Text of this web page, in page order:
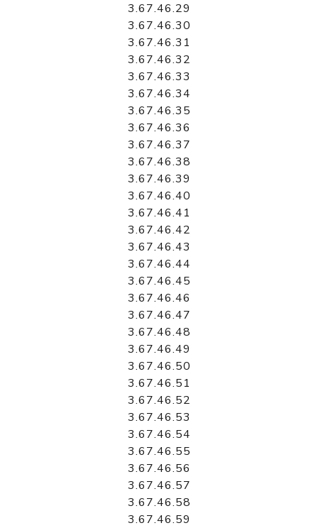
3.67.46.29
3.67.46.30
3.67.46.31
3.67.46.32
3.67.46.33
3.67.46.34
3.67.46.35
3.67.46.36
3.67.46.37
3.67.46.38
3.67.46.39
3.67.46.40
3.67.46.41
3.67.46.42
3.67.46.43
3.67.46.44
3.67.46.45
3.67.46.46
3.67.46.47
3.67.46.48
3.67.46.49
3.67.46.50
3.67.46.51
3.67.46.52
3.67.46.53
3.67.46.54
3.67.46.55
3.67.46.56
3.67.46.57
3.67.46.58
3.67.46.59